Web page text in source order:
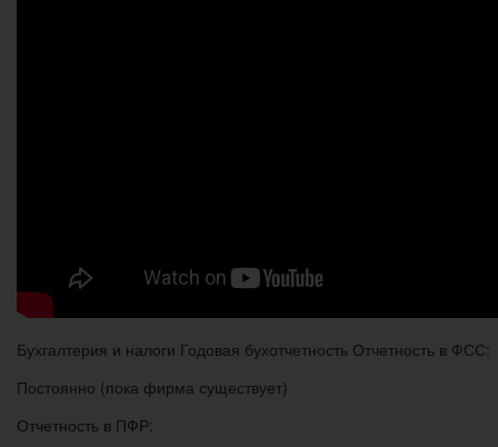
Бухгалтерия и налоги Годовая бухотчетность Отчетность в ФСС:
Постоянно (пока фирма существует)
Отчетность в ПФР: